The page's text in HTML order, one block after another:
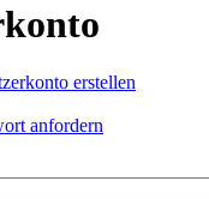
erstellen
anfordern